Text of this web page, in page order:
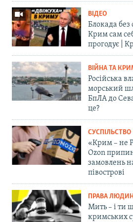
ВІДЕО
Блокада без
Крим сам
прогодує |
ВІЙНА ТА
Російська
морський
БпЛА до
це?
СУСПІЛЬСТВО
«Крим – не
Ozon
замовлень
півострові
ПРАВА
Мить – і ти
кримських